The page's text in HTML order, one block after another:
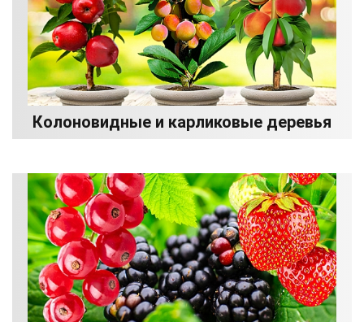
Колоновидные и карликовые деревья